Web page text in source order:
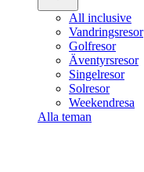
All inclusive
Vandringsresor
Golfresor
Äventyrsresor
Singelresor
Solresor
Weekendresa
Alla teman